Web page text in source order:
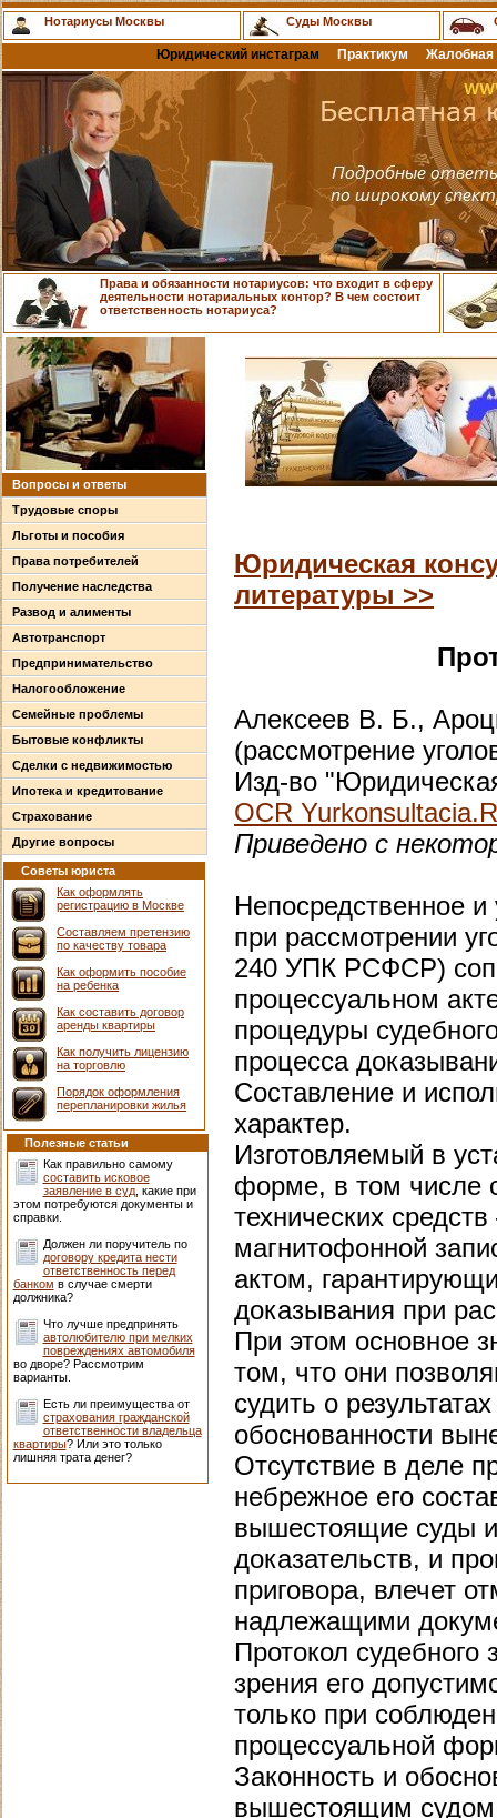
Нотариусы Москвы Суды Москвы
Юридический инстаграм Практикум Жалобная
Права и обязанности нотариусов: что входит в сферу
деятельности нотариальных контор? В чем состоит
ответственность нотариуса?
Вопросы и ответы
Трудовые споры
Льготы и пособия
Права потребителей
Получение наследства
Развод и алименты
Автотранспорт
Предпринимательство
Налогообложение
Семейные проблемы
Бытовые конфликты
Сделки с недвижимостью
Ипотека и кредитование
Страхование
Другие вопросы
Советы юриста
Как оформлять
регистрацию в Москве
Составляем претензию
по качеству товара
Как оформить пособие
на ребенка
Как составить договор
аренды квартиры
Как получить лицензию
на торговлю
Порядок оформления
перепланировки жилья
Полезные статьи
Как правильно самому
составить исковое
заявление в суд, какие при
этом потребуются документы и
справки.
Должен ли поручитель по
договору кредита нести
ответственность перед
банком в случае смерти
должника?
Что лучше предпринять
автолюбителю при мелких
повреждениях автомобиля
во дворе? Рассмотрим
варианты.
Есть ли преимущества от
страхования гражданской
ответственности владельца
квартиры? Или это только
лишняя трата денег?
Юридическая
литературы >>
Алексеев В. Б.,
(рассмотрение
Изд-во
OCR
Приведено с
Непосредственное и
при рассмотрении
240 УПК РСФСР)
процессуальном
процедуры
процесса
Составление и
характер.
Изготовляемый в
форме, в том числе
технических
магнитофонной
актом,
доказывания при
При этом основное
том, что они
судить о
обоснованности
Отсутствие в деле
небрежное его
вышестоящие суды
доказательств, и
приговора, влечет
надлежащими
Протокол судебного
зрения его
только при
процессуальной
Законность и
вышестоящим судом